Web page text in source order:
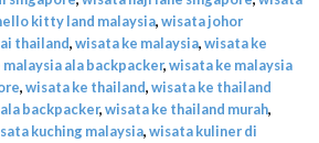
kitty land malaysia,wisata johor
thailand,wisata ke malaysia,wisata ke
ala backpacker,wisata ke malaysia
,wisata ke thailand,wisata ke thailand
backpacker,wisata ke thailand murah,
kuching malaysia,wisata kuliner di